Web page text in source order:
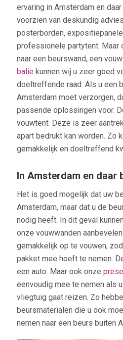
ervaring in Amsterdam en
voorzien van deskundig
posterborden,
professionele partytent. Maar
naar een beurswand, een
balie kunnen wij u zeer goed
doeltreffende raad. Als u een
Amsterdam moet verzorgen,
passende oplossingen voor.
vouwtent. Deze is zeer
apart bedrukt kan worden. Zo
gemakkelijk en doeltreffend
In Amsterdam en daar
Het is goed mogelijk dat uw
Amsterdam, maar dat u de
nodig heeft. In dit geval
onze vouwwanden
gemakkelijk op te vouwen,
pakket mee hoeft te nemen.
een auto. Maar ook onze
eenvoudig mee te nemen als
vliegtuig gaat reizen. Zo
beursmaterialen die u ook
nemen naar een beurs buiten